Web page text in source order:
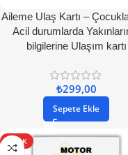
Aileme Ulaş Kartı –
Acil durumlarda
bilgilerine Ulaşım kartı
₺299,00
Sepete Ekle
SICAK